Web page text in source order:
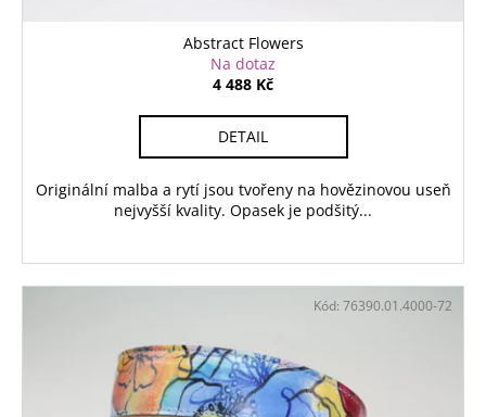
Abstract Flowers
Na dotaz
4 488 Kč
DETAIL
Originální malba a rytí jsou tvořeny na hovězinovou useň
nejvyšší kvality. Opasek je podšitý...
Kód: 76390.01.4000-72